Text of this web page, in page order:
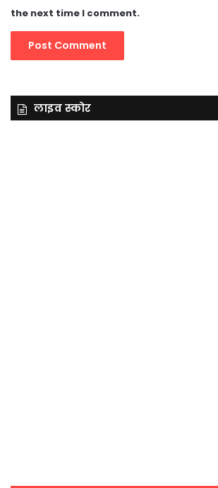
the next time I comment.
लाइव स्कोर